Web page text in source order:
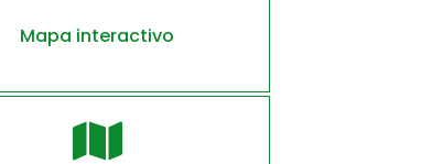
Mapa interactivo
